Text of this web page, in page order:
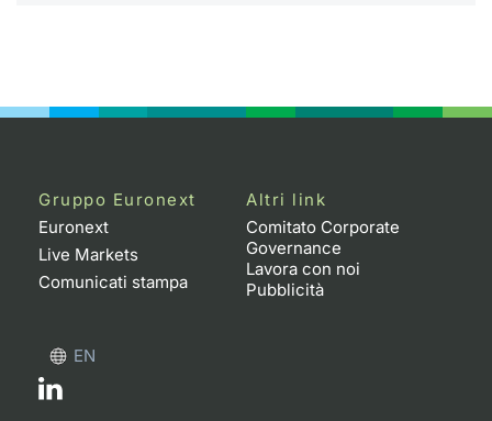
Gruppo Euronext
Euronext
Live Markets
Comunicati stampa
Altri link
Comitato Corporate
Governance
Lavora con noi
Pubblicità
EN